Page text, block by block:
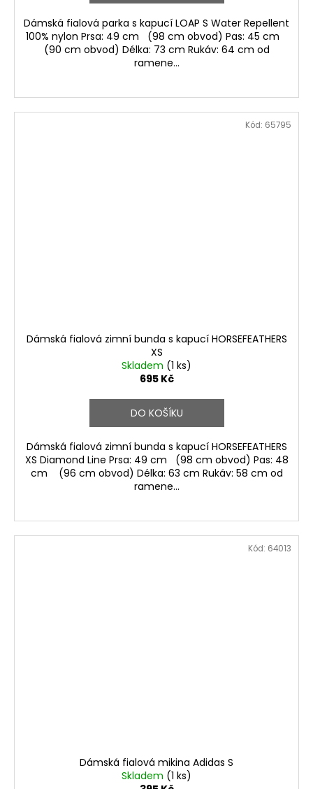
Dámská fialová parka s kapucí LOAP S Water Repellent
100% nylon Prsa: 49 cm (98 cm obvod) Pas: 45 cm
(90 cm obvod) Délka: 73 cm Rukáv: 64 cm od
ramene...
Dámská fialová zimní bunda s kapucí HORSEFEATHERS
XS
Skladem (1 ks)
695 Kč
DO KOŠÍKU
Dámská fialová zimní bunda s kapucí HORSEFEATHERS
XS Diamond Line Prsa: 49 cm (98 cm obvod) Pas: 48
cm (96 cm obvod) Délka: 63 cm Rukáv: 58 cm od
ramene...
Kód: 65795
Dámská fialová mikina Adidas S
Skladem (1 ks)
Kód: 64013